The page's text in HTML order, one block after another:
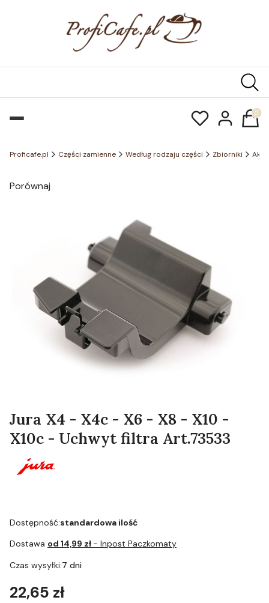
Proficafe.pl Części zamienne Według rodzaju części Zbiorniki
Porównaj
Jura X4 - X4c - X6 - X8 - X10 -
X10c - Uchwyt filtra Art.73533
Dostępność:standardowa ilość
Dostawa od 14,99 zł - Inpost Paczkomaty
Czas wysyłki:7 dni
Cena
22,65 zł